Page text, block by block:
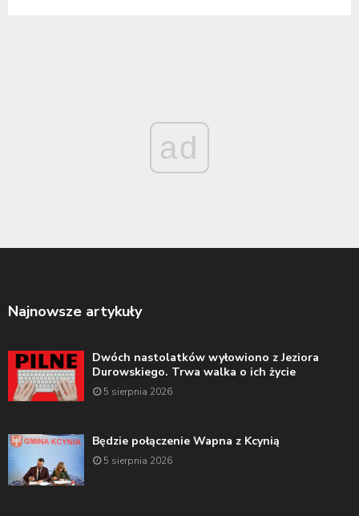
ad
Najnowsze artykuły
Dwóch nastolatków wyłowiono z Jeziora
Durowskiego. Trwa walka o ich życie
5 sierpnia 2026
Będzie połączenie Wapna z Kcynią
5 sierpnia 2026